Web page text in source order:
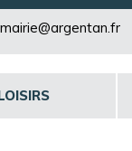
mairie@argentan.fr